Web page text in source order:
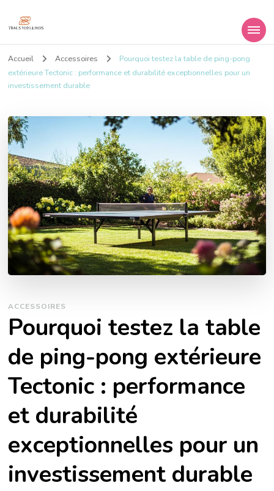
Trailsforillinois
Accueil Accessoires
Pourquoi testez la table de ping-pong
extérieure Tectonic : performance et durabilité exceptionnelles pour un
investissement durable
ACCESSOIRES
Pourquoi testez la table
de ping-pong extérieure
Tectonic : performance
et durabilité
exceptionnelles pour un
investissement durable